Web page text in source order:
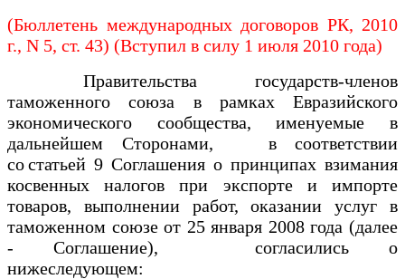
(Бюллетень международных договоров РК, 2010
г., N 5, ст. 43) (Вступил в силу 1 июля 2010 года)
Правительства государств-членов
таможенного союза в рамках Евразийского
экономического сообщества, именуемые в
дальнейшем Сторонами, в соответствии
со статьей 9 Соглашения о принципах взимания
косвенных налогов при экспорте и импорте
товаров, выполнении работ, оказании услуг в
таможенном союзе от 25 января 2008 года (далее
- Соглашение), согласились о
нижеследующем: